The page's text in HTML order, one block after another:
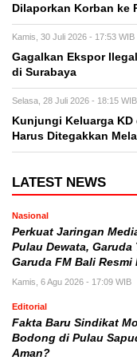
Dilaporkan Korban ke
Kamis, 30 Juli 2026 - 17:53 WIB
Gagalkan Ekspor
di Surabaya
Selasa, 28 Juli 2026 - 18:15 WIB
Kunjungi Keluarga
Harus Ditegakkan
LATEST NEWS
Nasional
Perkuat Jaringan
Pulau Dewata, Garuda
Garuda FM Bali
Kamis, 6 Agu 2026 - 17:09 WIB
Editorial
Fakta Baru Sindikat
Bodong di Pulau
Aman?